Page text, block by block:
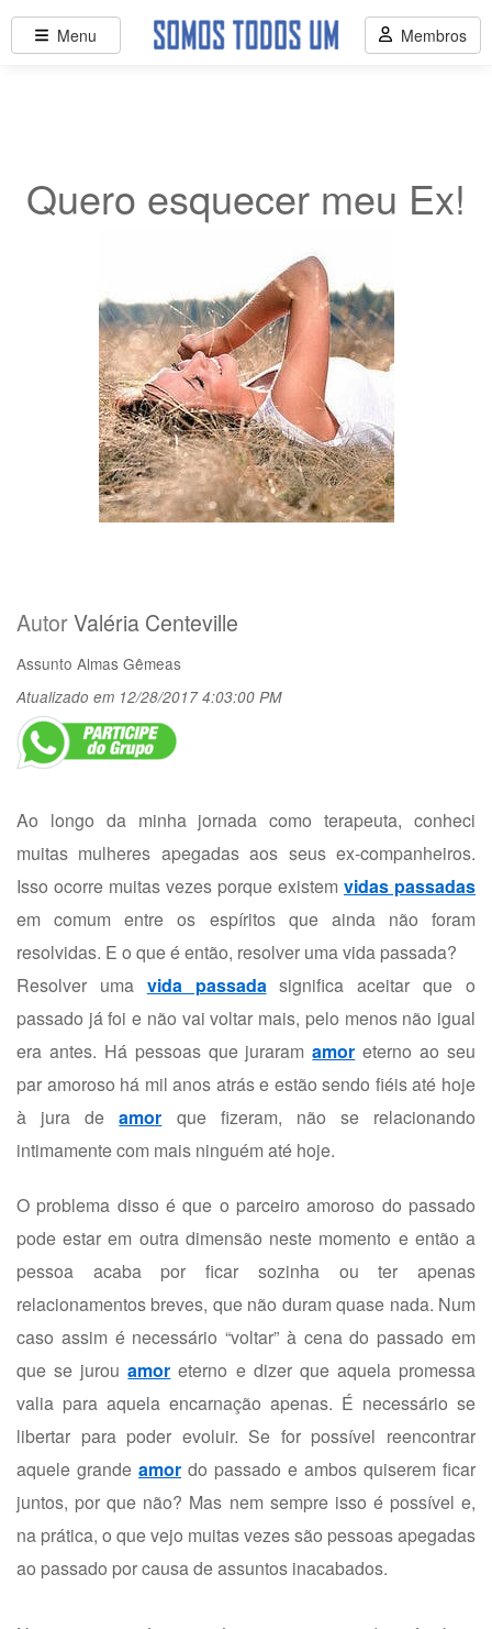
Quero esquecer meu Ex!
AutorValéria Centeville
Assunto Almas Gêmeas
Atualizado em 12/28/2017 4:03:00 PM
Ao longo da minha jornada como terapeuta, conheci
muitas mulheres apegadas aos seus ex-companheiros.
Isso ocorre muitas vezes porque existem vidas passadas
em comum entre os espíritos que ainda não foram
resolvidas. E o que é então, resolver uma vida passada?
Resolver uma vida passadasignifica aceitar que o
passado já foi e não vai voltar mais, pelo menos não igual
era antes. Há pessoas que juraramamor eterno ao seu
par amoroso há mil anos atrás e estão sendo fiéis até hoje
à jura deamor que fizeram, não se relacionando
intimamente com mais ninguém até hoje.
O problema disso é que o parceiro amoroso do passado
pode estar em outra dimensão neste momento e então a
pessoa acaba por ficar sozinha ou ter apenas
relacionamentos breves, que não duram quase nada. Num
caso assim é necessário “voltar” à cena do passado em
que se jurouamor eterno e dizer que aquela promessa
valia para aquela encarnação apenas. É necessário se
libertar para poder evoluir. Se for possível reencontrar
aquele grande amor do passado e ambos quiserem ficar
juntos, por que não? Mas nem sempre isso é possível e,
na prática, o que vejo muitas vezes são pessoas apegadas
ao passado por causa de assuntos inacabados.
Menu Membros